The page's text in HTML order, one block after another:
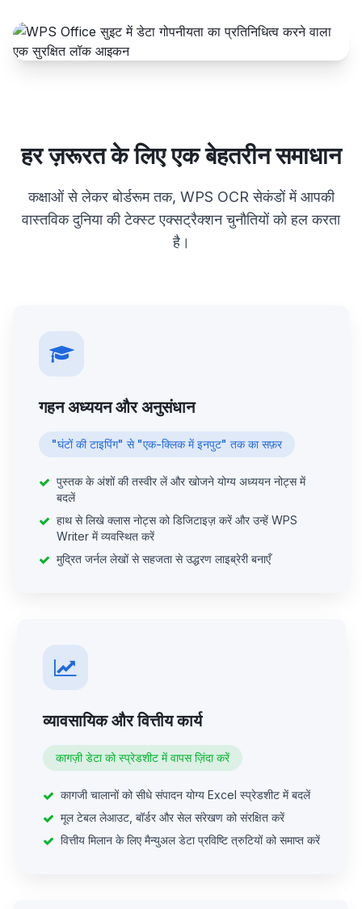
हर ज़रूरत के लिए एक बेहतरीन समाधान
कक्षाओं से लेकर बोर्डरूम तक, WPS OCR सेकंडों में आपकी
वास्तविक दुनिया की टेक्स्ट एक्सट्रैक्शन चुनौतियों को हल करता
है।
गहन अध्ययन और अनुसंधान
"घंटों की टाइपिंग" से "एक-क्लिक में इनपुट" तक का सफ़र
पुस्तक के अंशों की तस्वीर लें और खोजने योग्य अध्ययन नोट्स में
बदलें
हाथ से लिखे क्लास नोट्स को डिजिटाइज़ करें और उन्हें WPS
Writer में व्यवस्थित करें
मुद्रित जर्नल लेखों से सहजता से उद्धरण लाइब्रेरी बनाएँ
व्यावसायिक और वित्तीय कार्य
कागज़ी डेटा को स्प्रेडशीट में वापस ज़िंदा करें
कागजी चालानों को सीधे संपादन योग्य Excel स्प्रेडशीट में बदलें
मूल टेबल लेआउट, बॉर्डर और सेल संरेखण को संरक्षित करें
वित्तीय मिलान के लिए मैन्युअल डेटा प्रविष्टि त्रुटियों को समाप्त करें